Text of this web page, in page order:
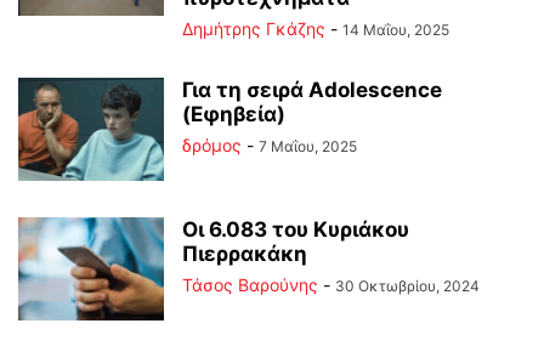
Δημήτρης Γκάζης - 14 Μαΐου, 2025
Για τη σειρά Adolescence
(Εφηβεία)
δρόμος - 7 Μαΐου, 2025
Οι 6.083 του Κυριάκου
Πιερρακάκη
Τάσος Βαρούνης - 30 Οκτωβρίου, 2024